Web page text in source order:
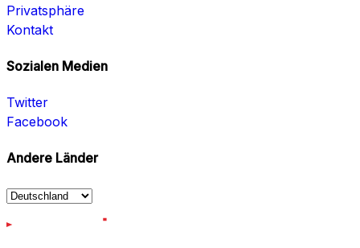
Privatsphäre
Kontakt
Sozialen Medien
Twitter
Facebook
Andere Länder